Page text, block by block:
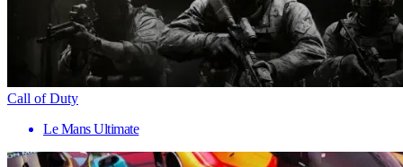
Call of Duty
Le Mans Ultimate